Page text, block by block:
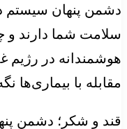
دشمن پنهان سیستم
سلامت شما دارند و
هوشمندانه در رژیم
مقابله با بیماری‌ها
قند و شکر؛ دشمن